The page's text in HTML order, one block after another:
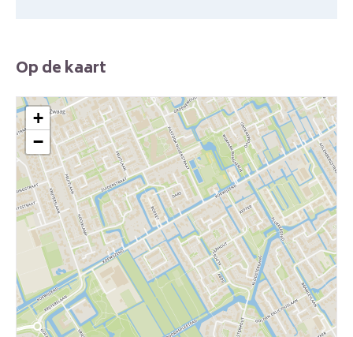
Op de kaart
+
−